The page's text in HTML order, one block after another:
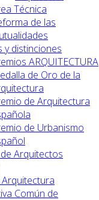
Técnica
de las
y distinciones
ARQUITECTURA
de Oro de la
de Arquitectura
de Urbanismo
Arquitectos
Común de